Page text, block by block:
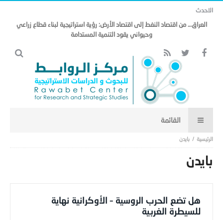
الاحدث
العراق… من اقتصاد النفط إلى اقتصاد الأرض: رؤية استراتيجية لبناء قطاع زراعي
وحيواني يقود التنمية المستدامة
بايدن
بايدن
هل تضع الحرب الروسية – الأوكرانية نهاية
للسيطرة الغربية